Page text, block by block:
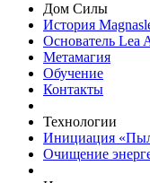
Дом Силы
История
Основатель Lea
Метамагия
Обучение
Контакты
Технологии
Инициация
Очищение